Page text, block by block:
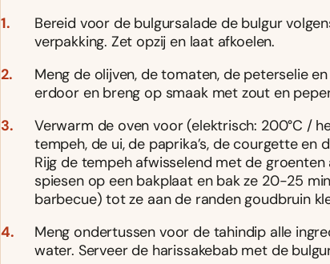
Bereid voor de bulgursalade de bulgur
verpakking. Zet opzij en laat afkoelen.
Meng de olijven, de tomaten, de peterselie
erdoor en breng op smaak met zout en
Verwarm de oven voor (elektrisch: 200°C /
tempeh, de ui, de paprika’s, de courgette en
Rijg de tempeh afwisselend met de groenten
spiesen op een bakplaat en bak ze 20-25
barbecue) tot ze aan de randen goudbruin
Meng ondertussen voor de tahindip alle
water. Serveer de harissakebab met de